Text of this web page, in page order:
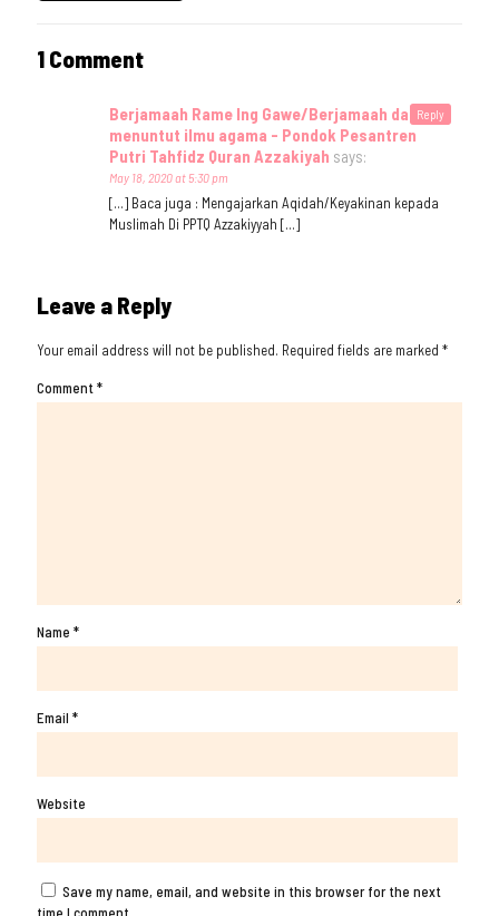
1 Comment
Berjamaah Rame Ing Gawe/Berjamaah dalam
menuntut ilmu agama - Pondok Pesantren
Putri Tahfidz Quran Azzakiyah says:
May 18, 2020 at 5:30 pm
[…] Baca juga : Mengajarkan Aqidah/Keyakinan kepada
Muslimah Di PPTQ Azzakiyyah […]
Reply
Leave a Reply
Your email address will not be published. Required fields are marked *
Comment *
Name *
Email *
Website
Save my name, email, and website in this browser for the next
time I comment.